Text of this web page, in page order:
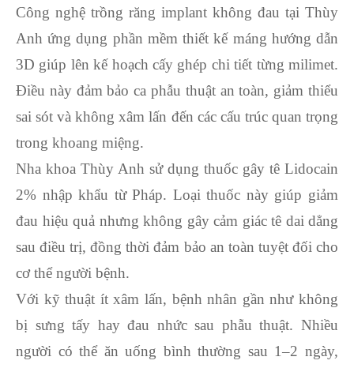
Công nghệ trồng răng implant không đau tại Thùy
Anh ứng dụng phần mềm thiết kế máng hướng dẫn
3D giúp lên kế hoạch cấy ghép chi tiết từng milimet.
Điều này đảm bảo ca phẫu thuật an toàn, giảm thiểu
sai sót và không xâm lấn đến các cấu trúc quan trọng
trong khoang miệng.
Nha khoa Thùy Anh sử dụng thuốc gây tê Lidocain
2% nhập khẩu từ Pháp. Loại thuốc này giúp giảm
đau hiệu quả nhưng không gây cảm giác tê dai dẳng
sau điều trị, đồng thời đảm bảo an toàn tuyệt đối cho
cơ thể người bệnh.
Với kỹ thuật ít xâm lấn, bệnh nhân gần như không
bị sưng tấy hay đau nhức sau phẫu thuật. Nhiều
người có thể ăn uống bình thường sau 1–2 ngày,